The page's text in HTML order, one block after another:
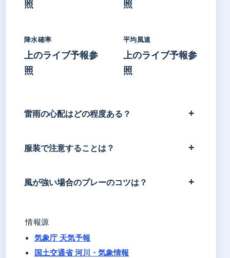
照 照
降水確率
上のライブ予報参
照
平均風速
上のライブ予報参
照
雷雨の心配はどの程度ある？
服装で注意することは？
風が強い場合のプレーのコツは？
情報源
気象庁 天気予報
国土交通省 河川・気象情報